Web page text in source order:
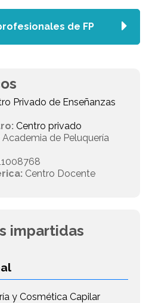
Privado de Enseñanzas
Centro privado
Academia de Peluquería
Centro Docente
impartidas
y Cosmética Capilar
de FP